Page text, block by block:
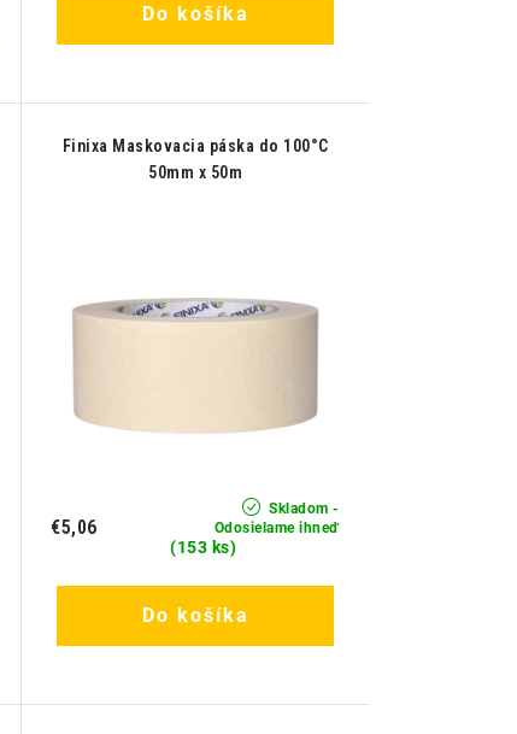
Do košíka
Finixa Maskovacia páska do 100°C
50mm x 50m
Skladom -
Odosielame ihneď
(153 ks)
€5,06
Do košíka